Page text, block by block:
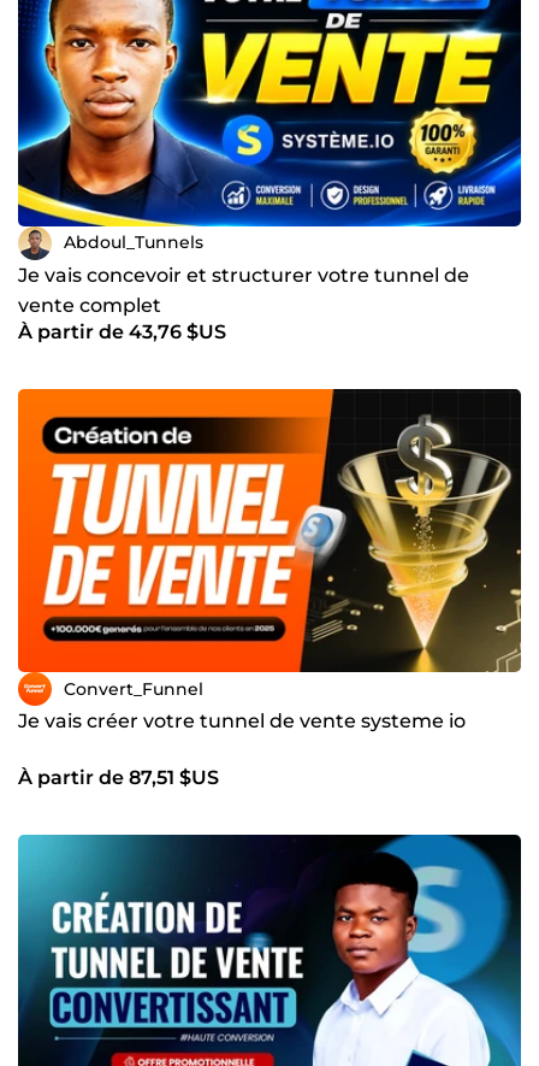
Abdoul_Tunnels
Je vais concevoir et structurer votre tunnel de
vente complet
À partir de 43,76 $US
Convert_Funnel
Je vais créer votre tunnel de vente systeme io
À partir de 87,51 $US